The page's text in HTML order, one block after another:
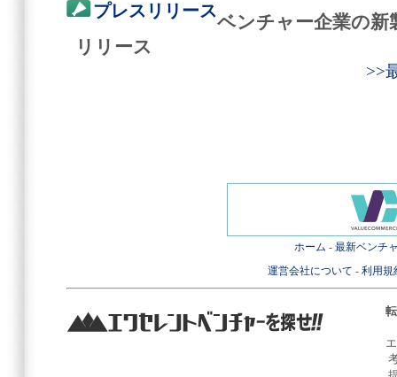
プレスリリース
ベンチャー企業の新
リリース
>>
ホーム - 最新ベンチ
運営会社について - 利用規